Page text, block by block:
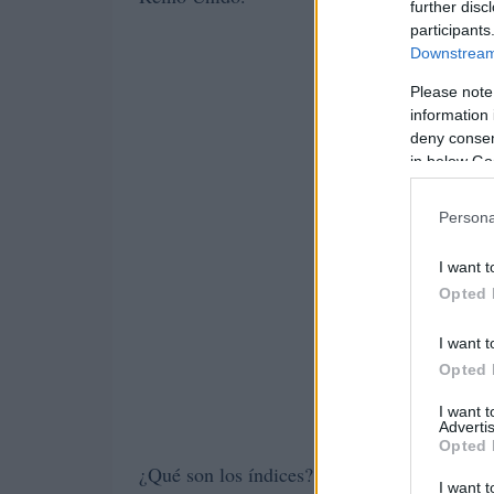
further
Please
information
deny
in below
I want
Opted
I want
Opted
I want
Opted
I want
¿Qué son los índices?